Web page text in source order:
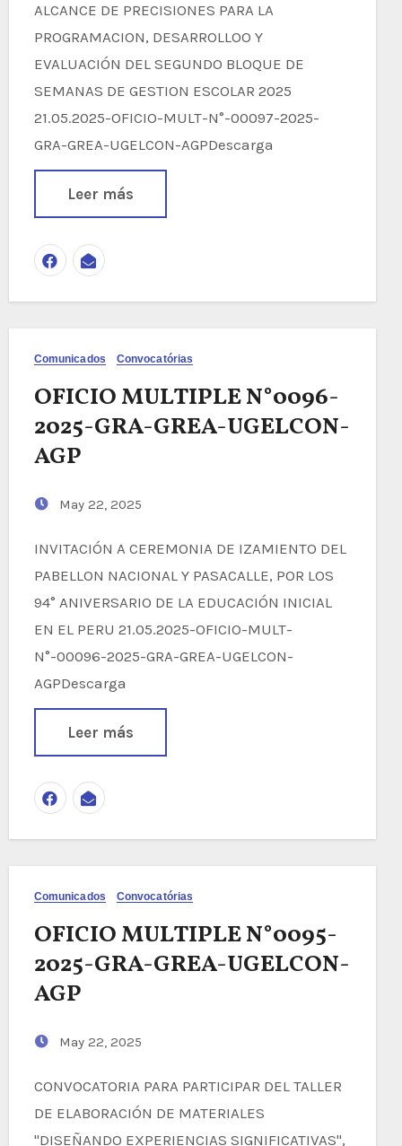
ALCANCE DE PRECISIONES PARA LA
PROGRAMACION, DESARROLLOO Y
EVALUACIÓN DEL SEGUNDO BLOQUE DE
SEMANAS DE GESTION ESCOLAR 2025
21.05.2025-OFICIO-MULT-N°-00097-2025-
GRA-GREA-UGELCON-AGPDescarga
Leer más
Comunicados Convocatórias
OFICIO MULTIPLE N°0096-
2025-GRA-GREA-UGELCON-
AGP
May 22, 2025
INVITACIÓN A CEREMONIA DE IZAMIENTO DEL
PABELLON NACIONAL Y PASACALLE, POR LOS
94° ANIVERSARIO DE LA EDUCACIÓN INICIAL
EN EL PERU 21.05.2025-OFICIO-MULT-
N°-00096-2025-GRA-GREA-UGELCON-
AGPDescarga
Leer más
Comunicados Convocatórias
OFICIO MULTIPLE N°0095-
2025-GRA-GREA-UGELCON-
AGP
May 22, 2025
CONVOCATORIA PARA PARTICIPAR DEL TALLER
DE ELABORACIÓN DE MATERIALES
"DISEÑANDO EXPERIENCIAS SIGNIFICATIVAS",